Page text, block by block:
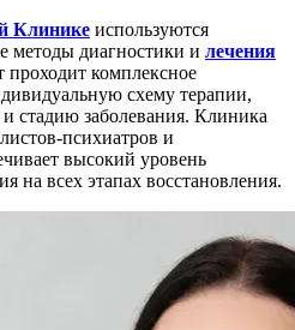
Клинике используются
методы диагностики и лечения
комплексное
схему терапии,
стадию заболевания. Клиника
психиатров и
высокий уровень
на всех этапах восстановления.